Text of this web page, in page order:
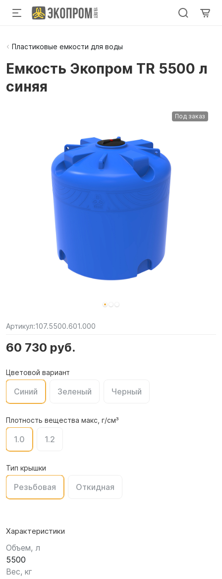
Пластиковые емкости для воды
Емкость Экопром TR 5500 л
синяя
Под заказ
Артикул:107.5500.601.000
60 730 руб.
Цветовой вариант
Синий Зеленый Черный
Плотность вещества макс, г/см³
1.0 1.2
Тип крышки
Резьбовая Откидная
Характеристики
Объем, л
5500
Вес, кг